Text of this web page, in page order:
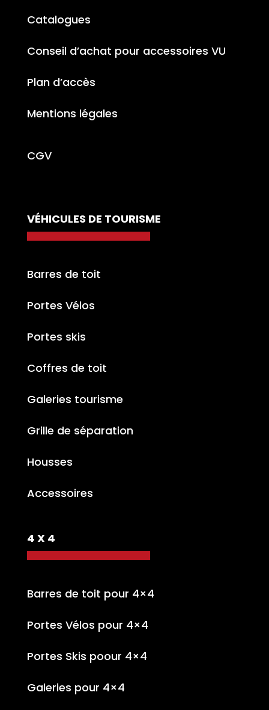
Catalogues
Conseil d’achat pour accessoires VU
Plan d’accès
Mentions légales
CGV
VÉHICULES DE TOURISME
Barres de toit
Portes Vélos
Portes skis
Coffres de toit
Galeries tourisme
Grille de séparation
Housses
Accessoires
4 X 4
Barres de toit pour 4×4
Portes Vélos pour 4×4
Portes Skis poour 4×4
Galeries pour 4×4